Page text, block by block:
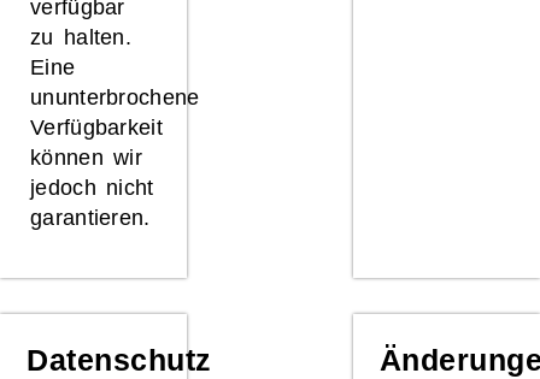
verfügbar
zu halten.
Eine
ununterbrochene
Verfügbarkeit
können wir
jedoch nicht
garantieren.
Datenschutz